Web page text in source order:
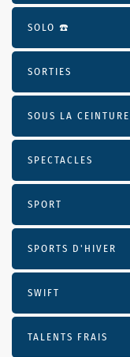
SOLO ☎️
SORTIES
SOUS LA CEINTURE
SPECTACLES
SPORT
SPORTS D'HIVER
SWIFT
TALENTS FRAIS